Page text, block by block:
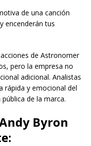
de una canción
encenderán tus
de Astronomer
pero la empresa no
adicional. Analistas
rápida y emocional del
de la marca.
Byron